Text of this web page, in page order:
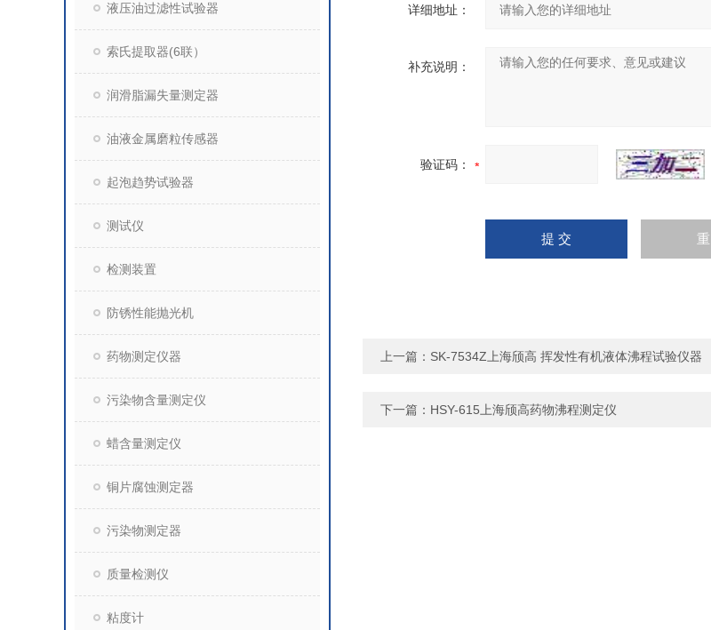
液压油过滤性试验器
索氏提取器(6联）
润滑脂漏失量测定器
油液金属磨粒传感器
起泡趋势试验器
测试仪
检测装置
防锈性能抛光机
药物测定仪器
污染物含量测定仪
蜡含量测定仪
铜片腐蚀测定器
污染物测定器
质量检测仪
粘度计
详细地址：
补充说明：
验证码：
上一篇： SK-7534Z上海颀高 挥发性有机液体沸程试验仪器
下一篇： HSY-615上海颀高药物沸程测定仪